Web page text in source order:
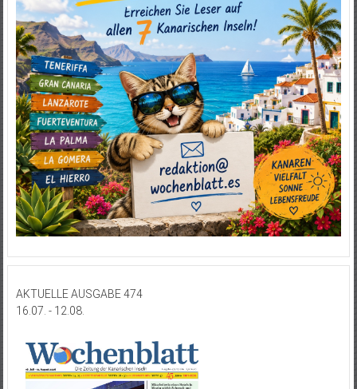
AKTUELLE AUSGABE 474
16.07. - 12.08.